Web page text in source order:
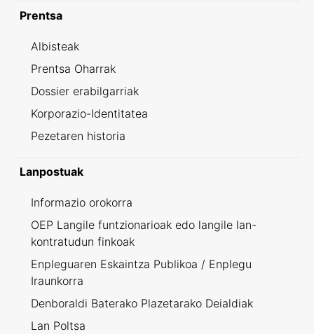
Prentsa
Albisteak
Prentsa Oharrak
Dossier erabilgarriak
Korporazio-Identitatea
Pezetaren historia
Lanpostuak
Informazio orokorra
OEP Langile funtzionarioak edo langile lan-
kontratudun finkoak
Enpleguaren Eskaintza Publikoa / Enplegu
Iraunkorra
Denboraldi Baterako Plazetarako Deialdiak
Lan Poltsa